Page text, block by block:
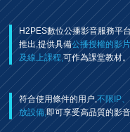
H2PES數位公播影音服務平
推出,提供具備公播授權的影
及線上課程,可作為課堂教材。
符合使用條件的用户,不限IP
放設備,即可享受高品質的影